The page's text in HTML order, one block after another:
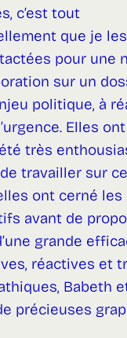
c’est tout
que je
pour une
sur un
politique, à
Elles
très
de travailler sur
ont cerné les
avant de
grande
réactives et
Babeth
précieuses